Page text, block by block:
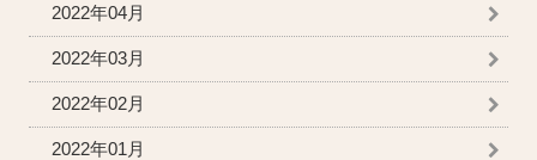
2022年04月
2022年03月
2022年02月
2022年01月